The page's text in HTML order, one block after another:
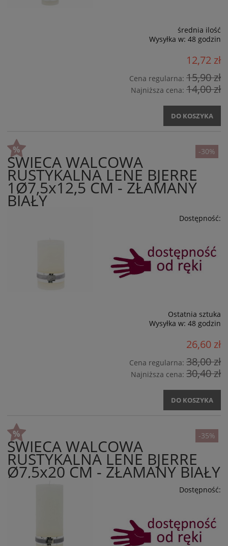
średnia ilość
Wysyłka w: 48 godzin
12,72 zł
Cena regularna: 15,90 zł
Najniższa cena: 14,00 zł
DO KOSZYKA
ŚWIECA WALCOWA
RUSTYKALNA LENE BJERRE
1Ø7,5x12,5 CM - ZŁAMANY
BIAŁY
Dostępność:
Ostatnia sztuka
Wysyłka w: 48 godzin
26,60 zł
Cena regularna: 38,00 zł
Najniższa cena: 30,40 zł
DO KOSZYKA
-30%
ŚWIECA WALCOWA
RUSTYKALNA LENE BJERRE
Ø7,5x20 CM - ZŁAMANY BIAŁY
Dostępność:
-35%